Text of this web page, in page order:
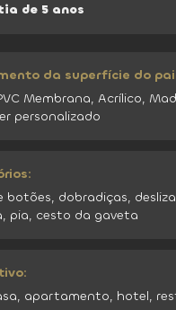
de 5 anos
da superfície do
Membrana, Acrílico,
personalizado
botões, dobradiças,
pia, cesto da gaveta
apartamento, hotel,